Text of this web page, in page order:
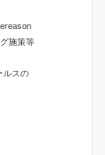
施策等
ルスの